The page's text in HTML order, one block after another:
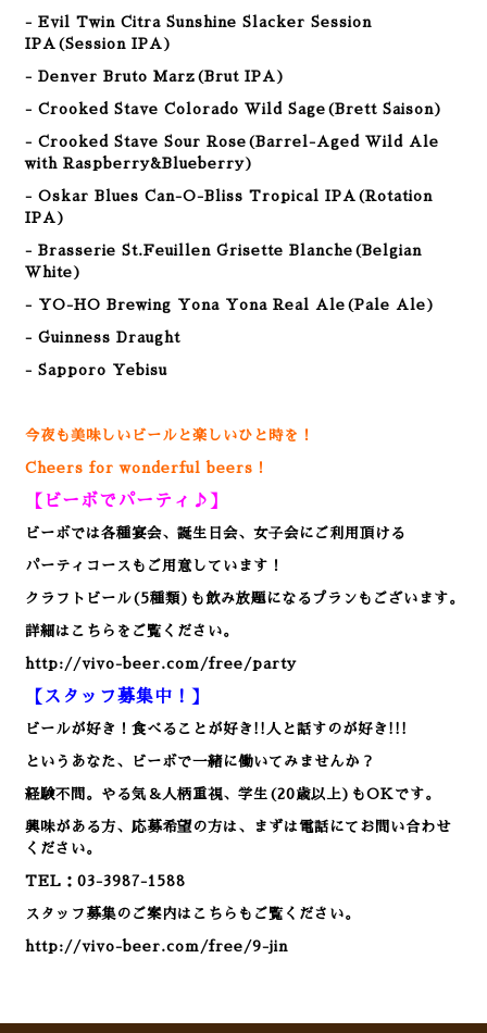
- Evil Twin Citra Sunshine Slacker Session
IPA(Session IPA)
- Denver Bruto Marz(Brut IPA)
- Crooked Stave Colorado Wild Sage(Brett Saison)
- Crooked Stave Sour Rose(Barrel-Aged Wild Ale
with Raspberry&Blueberry)
- Oskar Blues Can-O-Bliss Tropical IPA(Rotation
IPA)
- Brasserie St.Feuillen Grisette Blanche(Belgian
White)
- YO-HO Brewing Yona Yona Real Ale(Pale Ale)
- Guinness Draught
- Sapporo Yebisu
今夜も美味しいビールと楽しいひと時を！
Cheers for wonderful beers！
【ビーボでパーティ♪】
ビーボでは各種宴会、誕生日会、女子会にご利用頂ける
パーティコースもご用意しています！
クラフトビール(5種類)も飲み放題になるプランもございます。
詳細はこちらをご覧ください。
http://vivo-beer.com/free/party
【スタッフ募集中！】
ビールが好き！食べることが好き!!人と話すのが好き!!!
というあなた、ビーボで一緒に働いてみませんか？
経験不問。やる気＆人柄重視、学生(20歳以上)もOKです。
興味がある方、応募希望の方は、まずは電話にてお問い合わせ
ください。
TEL：03-3987-1588
スタッフ募集のご案内はこちらもご覧ください。
http://vivo-beer.com/free/9-jin